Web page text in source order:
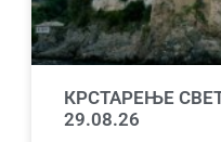
КРСТАРЕЊЕ
29.08.26